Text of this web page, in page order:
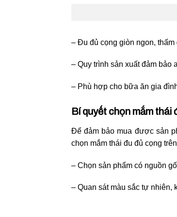
– Đu đủ cọng giòn ngon, thấm
– Quy trình sản xuất đảm bảo
– Phù hợp cho bữa ăn gia
Bí quyết chọn mắm thái
Để đảm bảo mua được sản
chọn mắm thái đu đủ cọng
– Chọn sản phẩm có nguồn
– Quan sát màu sắc tự nhiên,